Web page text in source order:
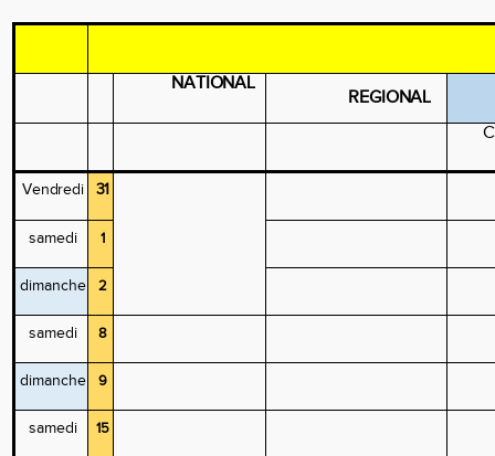
NATIONAL
REGIONAL
Vendredi 31
samedi 1
dimanche 2
samedi 8
dimanche 9
samedi 15